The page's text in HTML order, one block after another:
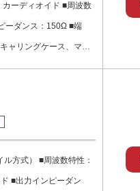
ーディオイド ■周波数
ーダンス：150Ω ■端
ャリングケース、マイ
)
方式） ■周波数特性：
■出力インピーダン